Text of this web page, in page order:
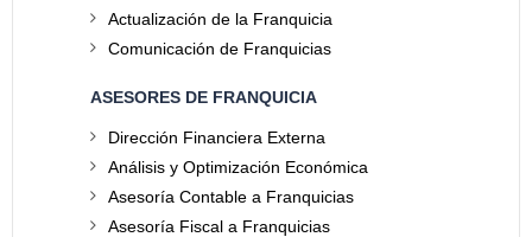
Actualización de la Franquicia
Comunicación de Franquicias
ASESORES DE FRANQUICIA
Dirección Financiera Externa
Análisis y Optimización Económica
Asesoría Contable a Franquicias
Asesoría Fiscal a Franquicias